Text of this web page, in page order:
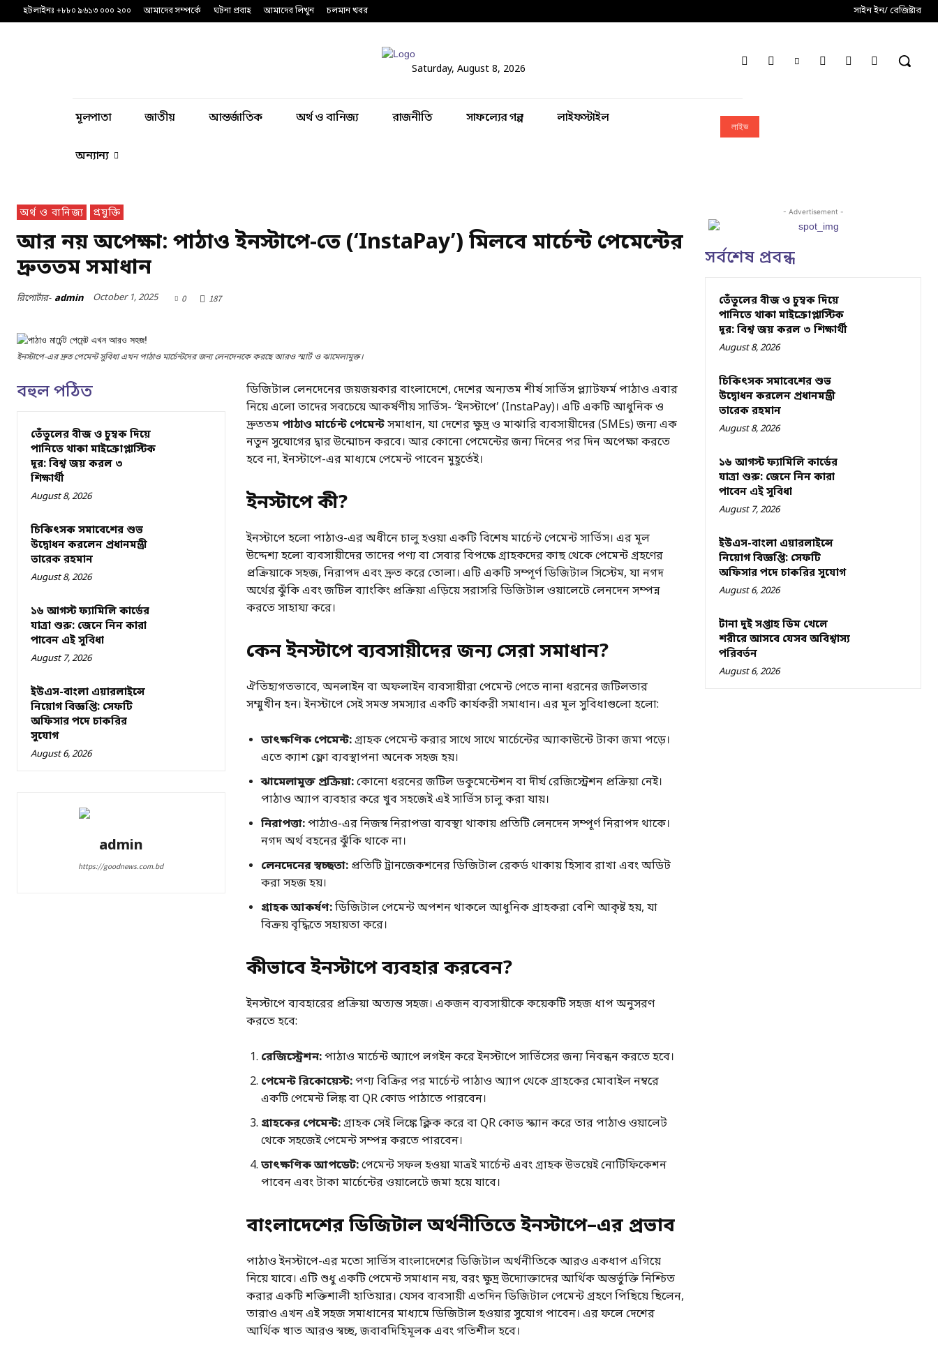
হটলাইনঃ +৮৮০ ৯৬১৩ ০০০ ২০০ আমাদের সম্পর্কে ঘটনা প্রবাহ আমাদের লিখুন চলমান খবর সাইন ইন/ রেজিষ্টার
Saturday, August 8, 2026
মূলপাতা জাতীয় আন্তর্জাতিক অর্থ ও বানিজ্য রাজনীতি সাফল্যের গল্প লাইফস্টাইল
অন্যান্য
লাইভ
অর্থ ও বানিজ্য প্রযুক্তি
আর নয় অপেক্ষা: পাঠাও ইনস্টাপে-তে (‘InstaPay’) মিলবে মার্চেন্ট পেমেন্টের
দ্রুততম সমাধান
রিপোর্টার- admin October 1, 2025 0 187
ইনস্টাপে-এর দ্রুত পেমেন্ট সুবিধা এখন পাঠাও মার্চেন্টদের জন্য লেনদেনকে করছে আরও স্মার্ট ও ঝামেলামুক্ত।
বহুল পঠিত
তেঁতুলের বীজ ও চুম্বক দিয়ে
পানিতে থাকা মাইক্রোপ্লাস্টিক
দূর: বিশ্ব জয় করল ৩
শিক্ষার্থী
August 8, 2026
চিকিৎসক সমাবেশের শুভ
উদ্বোধন করলেন প্রধানমন্ত্রী
তারেক রহমান
August 8, 2026
১৬ আগস্ট ফ্যামিলি কার্ডের
যাত্রা শুরু: জেনে নিন কারা
পাবেন এই সুবিধা
August 7, 2026
ইউএস-বাংলা এয়ারলাইন্সে
নিয়োগ বিজ্ঞপ্তি: সেফটি
অফিসার পদে চাকরির
সুযোগ
August 6, 2026
admin
https://goodnews.com.bd
ডিজিটাল লেনদেনের জয়জয়কার বাংলাদেশে, দেশের অন্যতম শীর্ষ সার্ভিস প্ল্যাটফর্ম পাঠাও এবার
নিয়ে এলো তাদের সবচেয়ে আকর্ষণীয় সার্ভিস- ‘ইনস্টাপে’ (InstaPay)। এটি একটি আধুনিক ও
দ্রুততমপাঠাও মার্চেন্ট পেমেন্টসমাধান, যা দেশের ক্ষুদ্র ও মাঝারি ব্যবসায়ীদের (SMEs) জন্য এক
নতুন সুযোগের দ্বার উন্মোচন করবে। আর কোনো পেমেন্টের জন্য দিনের পর দিন অপেক্ষা করতে
হবে না, ইনস্টাপে-এর মাধ্যমে পেমেন্ট পাবেন মুহূর্তেই।
ইনস্টাপে কী?
ইনস্টাপে হলো পাঠাও-এর অধীনে চালু হওয়া একটি বিশেষ মার্চেন্ট পেমেন্ট সার্ভিস। এর মূল
উদ্দেশ্য হলো ব্যবসায়ীদের তাদের পণ্য বা সেবার বিপক্ষে গ্রাহকদের কাছ থেকে পেমেন্ট গ্রহণের
প্রক্রিয়াকে সহজ, নিরাপদ এবং দ্রুত করে তোলা। এটি একটি সম্পূর্ণ ডিজিটাল সিস্টেম, যা নগদ
অর্থের ঝুঁকি এবং জটিল ব্যাংকিং প্রক্রিয়া এড়িয়ে সরাসরি ডিজিটাল ওয়ালেটে লেনদেন সম্পন্ন
করতে সাহায্য করে।
কেন ইনস্টাপে ব্যবসায়ীদের জন্য সেরা সমাধান?
ঐতিহ্যগতভাবে, অনলাইন বা অফলাইন ব্যবসায়ীরা পেমেন্ট পেতে নানা ধরনের জটিলতার
সম্মুখীন হন। ইনস্টাপে সেই সমস্ত সমস্যার একটি কার্যকরী সমাধান। এর মূল সুবিধাগুলো হলো:
তাৎক্ষণিক পেমেন্ট:গ্রাহক পেমেন্ট করার সাথে সাথে মার্চেন্টের অ্যাকাউন্টে টাকা জমা পড়ে।
এতে ক্যাশ ফ্লো ব্যবস্থাপনা অনেক সহজ হয়।
ঝামেলামুক্ত প্রক্রিয়া:কোনো ধরনের জটিল ডকুমেন্টেশন বা দীর্ঘ রেজিস্ট্রেশন প্রক্রিয়া নেই।
পাঠাও অ্যাপ ব্যবহার করে খুব সহজেই এই সার্ভিস চালু করা যায়।
নিরাপত্তা:পাঠাও-এর নিজস্ব নিরাপত্তা ব্যবস্থা থাকায় প্রতিটি লেনদেন সম্পূর্ণ নিরাপদ থাকে।
নগদ অর্থ বহনের ঝুঁকি থাকে না।
লেনদেনের স্বচ্ছতা:প্রতিটি ট্রানজেকশনের ডিজিটাল রেকর্ড থাকায় হিসাব রাখা এবং অডিট
করা সহজ হয়।
গ্রাহক আকর্ষণ:ডিজিটাল পেমেন্ট অপশন থাকলে আধুনিক গ্রাহকরা বেশি আকৃষ্ট হয়, যা
বিক্রয় বৃদ্ধিতে সহায়তা করে।
কীভাবে ইনস্টাপে ব্যবহার করবেন?
ইনস্টাপে ব্যবহারের প্রক্রিয়া অত্যন্ত সহজ। একজন ব্যবসায়ীকে কয়েকটি সহজ ধাপ অনুসরণ
করতে হবে:
রেজিস্ট্রেশন:পাঠাও মার্চেন্ট অ্যাপে লগইন করে ইনস্টাপে সার্ভিসের জন্য নিবন্ধন করতে হবে।
পেমেন্ট রিকোয়েস্ট:পণ্য বিক্রির পর মার্চেন্ট পাঠাও অ্যাপ থেকে গ্রাহকের মোবাইল নম্বরে
একটি পেমেন্ট লিঙ্ক বা QR কোড পাঠাতে পারবেন।
গ্রাহকের পেমেন্ট:গ্রাহক সেই লিঙ্কে ক্লিক করে বা QR কোড স্ক্যান করে তার পাঠাও ওয়ালেট
থেকে সহজেই পেমেন্ট সম্পন্ন করতে পারবেন।
তাৎক্ষণিক আপডেট:পেমেন্ট সফল হওয়া মাত্রই মার্চেন্ট এবং গ্রাহক উভয়েই নোটিফিকেশন
পাবেন এবং টাকা মার্চেন্টের ওয়ালেটে জমা হয়ে যাবে।
বাংলাদেশের ডিজিটাল অর্থনীতিতে ইনস্টাপে–এর প্রভাব
পাঠাও ইনস্টাপে-এর মতো সার্ভিস বাংলাদেশের ডিজিটাল অর্থনীতিকে আরও একধাপ এগিয়ে
নিয়ে যাবে। এটি শুধু একটি পেমেন্ট সমাধান নয়, বরং ক্ষুদ্র উদ্যোক্তাদের আর্থিক অন্তর্ভুক্তি নিশ্চিত
করার একটি শক্তিশালী হাতিয়ার। যেসব ব্যবসায়ী এতদিন ডিজিটাল পেমেন্ট গ্রহণে পিছিয়ে ছিলেন,
তারাও এখন এই সহজ সমাধানের মাধ্যমে ডিজিটাল হওয়ার সুযোগ পাবেন। এর ফলে দেশের
আর্থিক খাত আরও স্বচ্ছ, জবাবদিহিমূলক এবং গতিশীল হবে।
- Advertisement -
সর্বশেষ প্রবন্ধ
তেঁতুলের বীজ ও চুম্বক দিয়ে
পানিতে থাকা মাইক্রোপ্লাস্টিক
দূর: বিশ্ব জয় করল ৩ শিক্ষার্থী
August 8, 2026
চিকিৎসক সমাবেশের শুভ
উদ্বোধন করলেন প্রধানমন্ত্রী
তারেক রহমান
August 8, 2026
১৬ আগস্ট ফ্যামিলি কার্ডের
যাত্রা শুরু: জেনে নিন কারা
পাবেন এই সুবিধা
August 7, 2026
ইউএস-বাংলা এয়ারলাইন্সে
নিয়োগ বিজ্ঞপ্তি: সেফটি
অফিসার পদে চাকরির সুযোগ
August 6, 2026
টানা দুই সপ্তাহ ডিম খেলে
শরীরে আসবে যেসব অবিশ্বাস্য
পরিবর্তন
August 6, 2026